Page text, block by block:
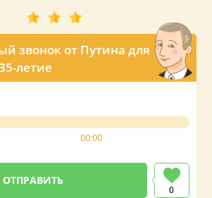
звонок от Путина для
летие
00:00
0